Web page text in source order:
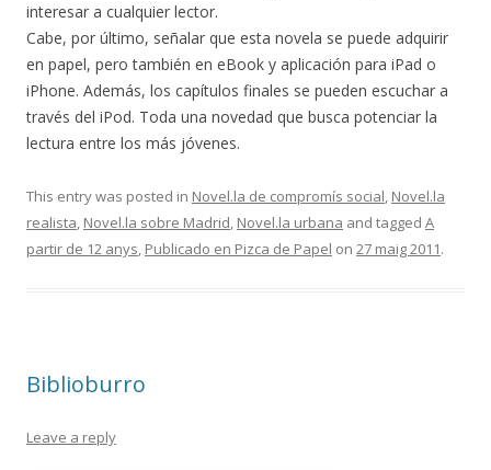
interesar a cualquier lector.
Cabe, por último, señalar que esta novela se puede adquirir
en papel, pero también en eBook y aplicación para iPad o
iPhone. Además, los capítulos finales se pueden escuchar a
través del iPod. Toda una novedad que busca potenciar la
lectura entre los más jóvenes.
This entry was posted in Novel.la de compromís social, Novel.la
realista, Novel.la sobre Madrid, Novel.la urbana and tagged A
partir de 12 anys, Publicado en Pizca de Papel on 27 maig 2011.
Biblioburro
Leave a reply